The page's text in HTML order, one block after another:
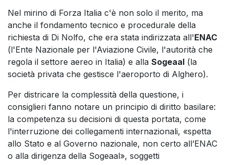
Nel mirino di Forza Italia c'è non solo il merito, ma
anche il fondamento tecnico e procedurale della
richiesta di Di Nolfo, che era stata indirizzata all'ENAC
(l'Ente Nazionale per l'Aviazione Civile, l'autorità che
regola il settore aereo in Italia) e alla Sogeaal (la
società privata che gestisce l'aeroporto di Alghero).
Per districare la complessità della questione, i
consiglieri fanno notare un principio di diritto basilare:
la competenza su decisioni di questa portata, come
l'interruzione dei collegamenti internazionali, «spetta
allo Stato e al Governo nazionale, non certo all’ENAC
o alla dirigenza della Sogeaal», soggetti